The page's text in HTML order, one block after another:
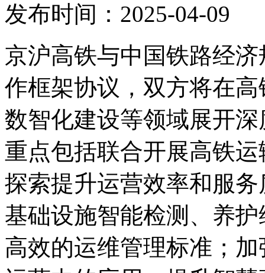
发布时间：2025-04-09
京沪高铁与中国铁路经
作框架协议，双方将在
数智化建设等领域展开
重点包括联合开展高铁
探索提升运营效率和服
基础设施智能检测、养
高效的运维管理标准；